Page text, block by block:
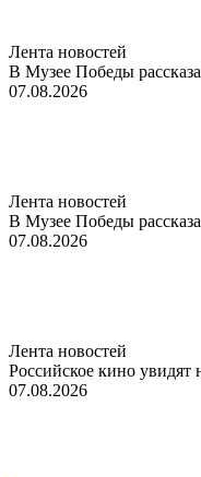
Лента новостей
В Музее Победы
07.08.2026
Лента новостей
В Музее Победы
07.08.2026
Лента новостей
Российское кино увидят
07.08.2026